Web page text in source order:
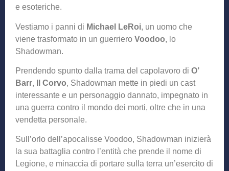
e esoteriche.
Vestiamo i panni di Michael LeRoi, un uomo che
viene trasformato in un guerriero Voodoo, lo
Shadowman.
Prendendo spunto dalla trama del capolavoro di O’
Barr, Il Corvo, Shadowman mette in piedi un cast
interessante e un personaggio dannato, impegnato in
una guerra contro il mondo dei morti, oltre che in una
vendetta personale.
Sull’orlo dell’apocalisse Voodoo, Shadowman inizierà
la sua battaglia contro l’entità che prende il nome di
Legione, e minaccia di portare sulla terra un’esercito di